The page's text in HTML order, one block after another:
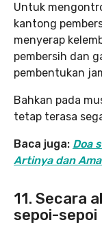
Untuk
kantong
menyerap
pembersih dan
pembentukan
Bahkan pada
tetap terasa
Baca juga: Doa
Artinya dan
11. Secara
sepoi-sepoi